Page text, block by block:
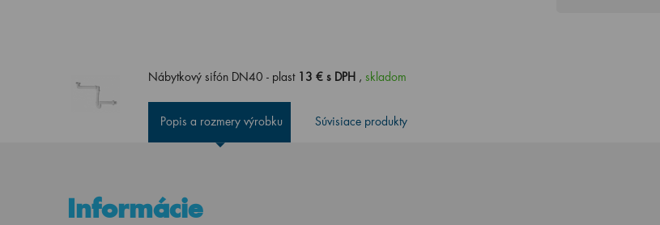
Nábytkový sifón DN40 - plast 13 € s DPH ,skladom
Popis a rozmery výrobku Súvisiace produkty
Informácie